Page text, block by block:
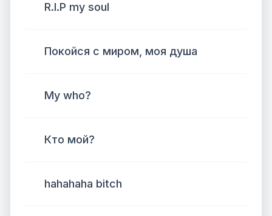
R.I.P my soul
Покойся с миром, моя душа
My who?
Кто мой?
hahahaha bitch